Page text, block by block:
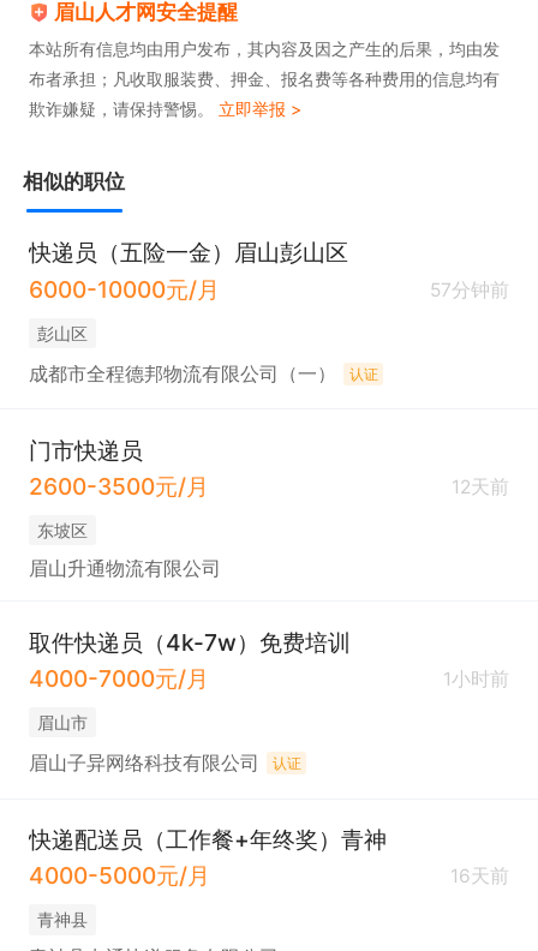
眉山人才网安全提醒
本站所有信息均由用户发布，其内容及因之产生的后果，均由发
布者承担；凡收取服装费、押金、报名费等各种费用的信息均有
欺诈嫌疑，请保持警惕。 立即举报 >
相似的职位
快递员（五险一金）眉山彭山区
6000-10000元/月
57分钟前
彭山区
成都市全程德邦物流有限公司（一） 认证
门市快递员
2600-3500元/月
12天前
东坡区
眉山升通物流有限公司
取件快递员（4k-7w）免费培训
4000-7000元/月
1小时前
眉山市
眉山子异网络科技有限公司 认证
快递配送员（工作餐+年终奖）青神
4000-5000元/月
16天前
青神县